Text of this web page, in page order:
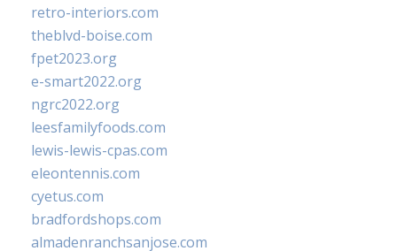
retro-interiors.com
theblvd-boise.com
fpet2023.org
e-smart2022.org
ngrc2022.org
leesfamilyfoods.com
lewis-lewis-cpas.com
eleontennis.com
cyetus.com
bradfordshops.com
almadenranchsanjose.com